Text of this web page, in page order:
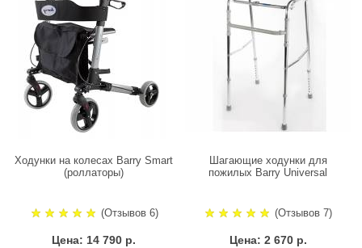
Ходунки на колесах Barry Smart
(роллаторы)
(Отзывов 6)
Цена: 14 790 р.
Шагающие ходунки для
пожилых Barry Universal
(Отзывов 7)
Цена: 2 670 р.